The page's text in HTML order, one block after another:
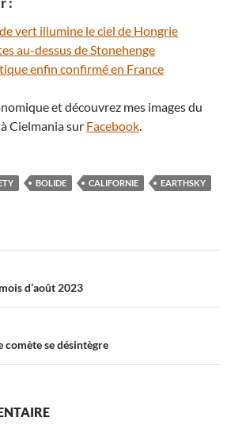
vert illumine le ciel de Hongrie
au-dessus de Stonehenge
enfin confirmé en France
et découvrez mes images du
Cielmania sur Facebook.
BOLIDE CALIFORNIE
EARTHSKY
d’août 2023
comète se désintègre